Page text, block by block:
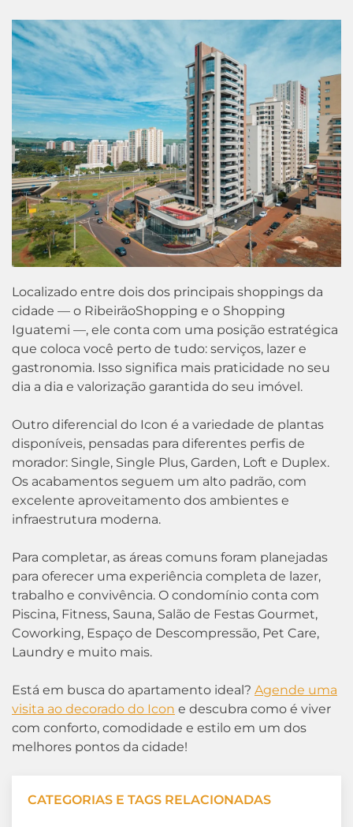
Localizado entre dois dos principais shoppings da
cidade — o RibeirãoShopping e o Shopping
Iguatemi —, ele conta com uma posição estratégica
que coloca você perto de tudo: serviços, lazer e
gastronomia. Isso significa mais praticidade no seu
dia a dia e valorização garantida do seu imóvel.
Outro diferencial do Icon é a variedade de plantas
disponíveis, pensadas para diferentes perfis de
morador: Single, Single Plus, Garden, Loft e Duplex.
Os acabamentos seguem um alto padrão, com
excelente aproveitamento dos ambientes e
infraestrutura moderna.
Para completar, as áreas comuns foram planejadas
para oferecer uma experiência completa de lazer,
trabalho e convivência. O condomínio conta com
Piscina, Fitness, Sauna, Salão de Festas Gourmet,
Coworking, Espaço de Descompressão, Pet Care,
Laundry e muito mais.
Está em busca do apartamento ideal? Agende uma
visita ao decorado do Icon e descubra como é viver
com conforto, comodidade e estilo em um dos
melhores pontos da cidade!
CATEGORIAS E TAGS RELACIONADAS